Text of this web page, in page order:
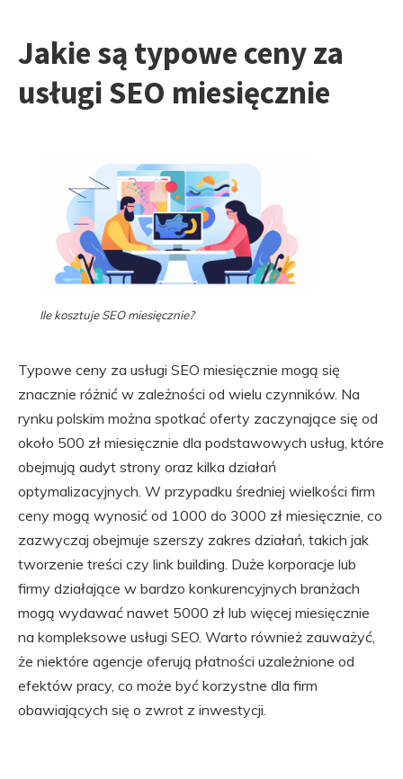
Jakie są typowe ceny za
usługi SEO miesięcznie
Ile kosztuje SEO miesięcznie?
Typowe ceny za usługi SEO miesięcznie mogą się
znacznie różnić w zależności od wielu czynników. Na
rynku polskim można spotkać oferty zaczynające się od
około 500 zł miesięcznie dla podstawowych usług, które
obejmują audyt strony oraz kilka działań
optymalizacyjnych. W przypadku średniej wielkości firm
ceny mogą wynosić od 1000 do 3000 zł miesięcznie, co
zazwyczaj obejmuje szerszy zakres działań, takich jak
tworzenie treści czy link building. Duże korporacje lub
firmy działające w bardzo konkurencyjnych branżach
mogą wydawać nawet 5000 zł lub więcej miesięcznie
na kompleksowe usługi SEO. Warto również zauważyć,
że niektóre agencje oferują płatności uzależnione od
efektów pracy, co może być korzystne dla firm
obawiających się o zwrot z inwestycji.